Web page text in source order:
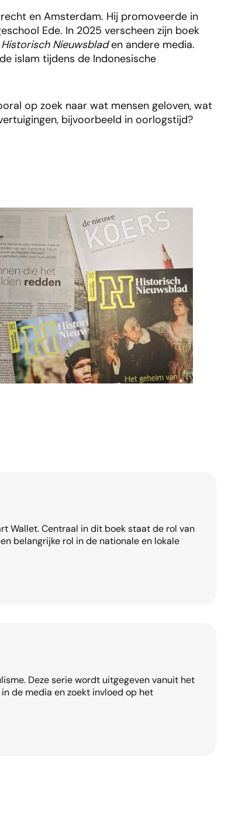
en Amsterdam. Hij promoveerde in
Ede. In 2025 verscheen zijn boek
Historisch Nieuwsbladen andere media.
islam tijdens de Indonesische
op zoek naar wat mensen geloven, wat
bijvoorbeeld in oorlogstijd?
Wallet. Centraal in dit boek staat de rol van
belangrijke rol in de nationale en lokale
Deze serie wordt uitgegeven vanuit het
de media en zoekt invloed op het